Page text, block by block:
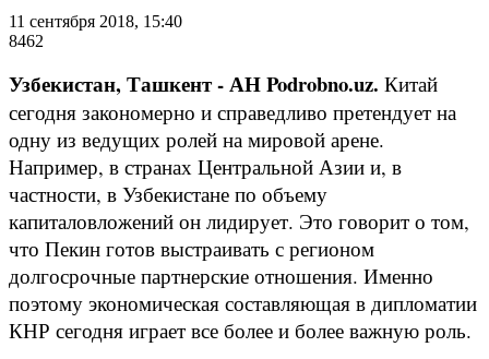
11 сентября 2018, 15:40
8462
Узбекистан, Ташкент - АН Podrobno.uz. Китай
сегодня закономерно и справедливо претендует на
одну из ведущих ролей на мировой арене.
Например, в странах Центральной Азии и, в
частности, в Узбекистане по объему
капиталовложений он лидирует. Это говорит о том,
что Пекин готов выстраивать с регионом
долгосрочные партнерские отношения. Именно
поэтому экономическая составляющая в дипломатии
КНР сегодня играет все более и более важную роль.